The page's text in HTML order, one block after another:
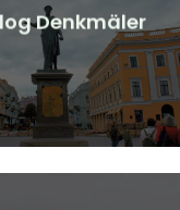
Denkmäler
Kunstwerke vor und
Kriegsbeginn
anzeigen